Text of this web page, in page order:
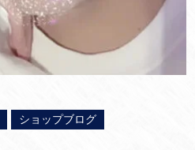
ショップブログ